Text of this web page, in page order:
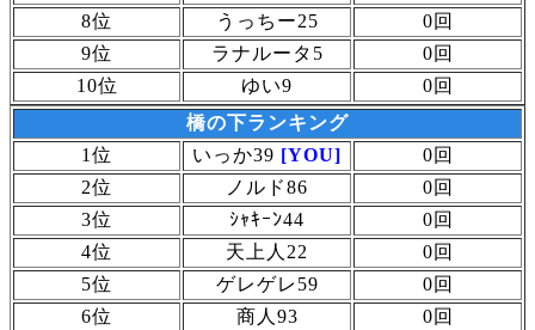
8位
うっちー25
0回
9位
ラナルータ5
0回
10位
ゆい9
0回
橋の下ランキング
1位
いっか39 [YOU]
0回
2位
ノルド86
0回
3位
ｼｬｷｰﾝ44
0回
4位
天上人22
0回
5位
ゲレゲレ59
0回
6位
商人93
0回